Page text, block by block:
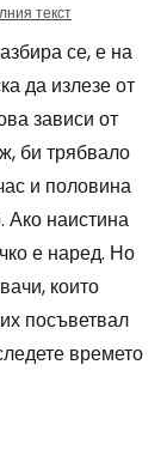
текст
се, е на
да излезе от
зависи от
би трябвало
и половина
Ако наистина
е наред. Но
които
посъветвал
времето